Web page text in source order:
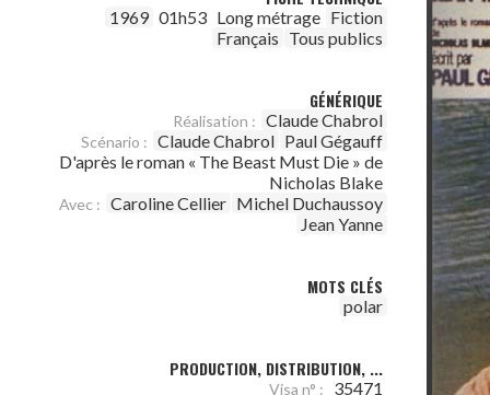
1969 01h53 Long métrage Fiction
Français Tous publics
GÉNÉRIQUE
Réalisation : Claude Chabrol
Scénario : Claude Chabrol Paul Gégauff
D'après le roman « The Beast Must Die » de
Nicholas Blake
Avec : Caroline Cellier Michel Duchaussoy
Jean Yanne
MOTS CLÉS
polar
PRODUCTION, DISTRIBUTION, ...
Visa n° : 35471